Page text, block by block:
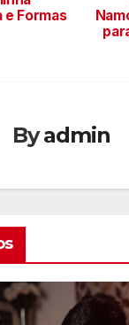
e Formas
Byadmin